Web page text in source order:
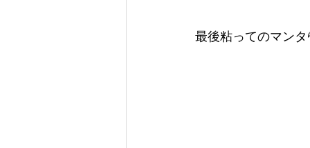
最後粘ってのマンタ